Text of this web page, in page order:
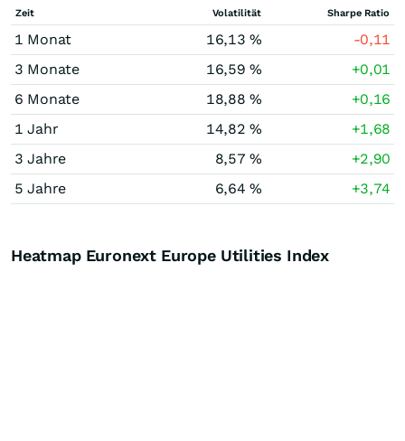
Zeit Volatilität Sharpe Ratio
1 Monat 16,13 %
-0,11
3 Monate
16,59 %
+0,01
6 Monate
18,88 %
+0,16
1 Jahr
14,82 %
+1,68
3 Jahre
8,57 %
+2,90
5 Jahre
6,64 % +3,74
Heatmap Euronext Europe Utilities Index